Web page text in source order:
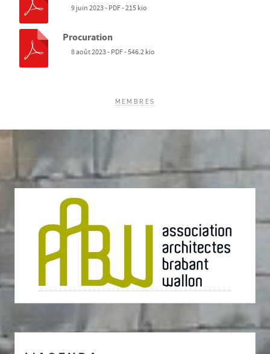
9 juin 2023-PDF-215 kio
Procuration
8 août 2023-PDF-546.2 kio
MEMBRES